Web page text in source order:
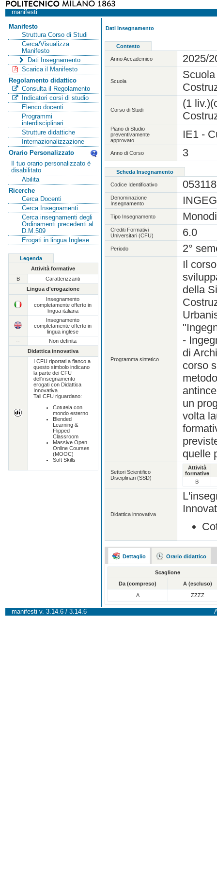
manifesti
Manifesto
Struttura Corso di Studi
Cerca/Visualizza
Manifesto
Dati Insegnamento
Scarica il Manifesto
Regolamento didattico
Consulta il Regolamento
Indicatori corsi di studio
Elenco docenti
Programmi
interdisciplinari
Strutture didattiche
Internazionalizzazione
Orario Personalizzato
Il tuo orario personalizzato è
disabilitato
Abilita
Ricerche
Cerca Docenti
Cerca Insegnamenti
Cerca insegnamenti degli
Ordinamenti precedenti al
D.M.509
Erogati in lingua Inglese
Legenda
Attività formative
B
Caratterizzanti
Lingua d'erogazione
Insegnamento
completamente offerto in
lingua italiana
Insegnamento
completamente offerto in
lingua inglese
--
Non definita
Didattica innovativa
I CFU riportati a fianco a
questo simbolo indicano
la parte dei CFU
dell'insegnamento
erogati con Didattica
Innovativa.
Tali CFU riguardano:
Cotutela con
mondo esterno
Blended
Learning &
Flipped
Classroom
Massive Open
Online Courses
(MOOC)
Soft Skills
Dati Insegnamento
Contesto
Anno Accademico 2025/
Scuola
Corso di Studi
(1
Piano di Studio
preventivamente
approvato
IE1 -
Anno di Corso 3
Scheda Insegnamento
Codice Identificativo 053118
Denominazione
Insegnamento
Tipo Insegnamento
Crediti Formativi
Universitari (CFU)
6.0
Periodo 2°
Programma sintetico
Il
della
-
di
corso
un
volta
quelle
Settori Scientifico
Disciplinari (SSD)
Attività
formative
B
Didattica innovativa
Dettaglio Orario didattico
Scaglione
Da (compreso)
A (escluso)
A
ZZZZ
manifesti v. 3.14.6 / 3.14.6